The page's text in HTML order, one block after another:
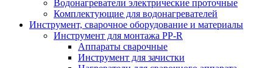
Водонагреватели электрические проточные
Комплектующие для водонагревателей
Инструмент, сварочное оборудование и материалы
Инструмент для монтажа PP-R
Аппараты сварочные
Инструмент для зачистки